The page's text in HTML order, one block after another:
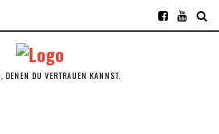
DENEN DU VERTRAUEN KANNST.